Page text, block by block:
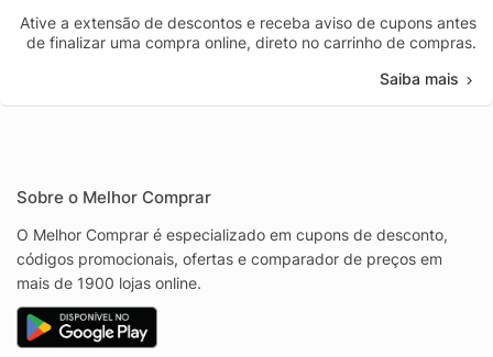
Ative a extensão de descontos e receba aviso de cupons antes
de finalizar uma compra online, direto no carrinho de compras.
Saiba mais
Sobre o Melhor Comprar
O Melhor Comprar é especializado em cupons de desconto,
códigos promocionais, ofertas e comparador de preços em
mais de 1900 lojas online.